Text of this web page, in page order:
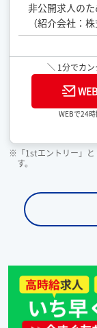
非公開求人のた
（紹介会社：
＼ 1分でカ
WEBで24
※「1stエントリー」と
す。